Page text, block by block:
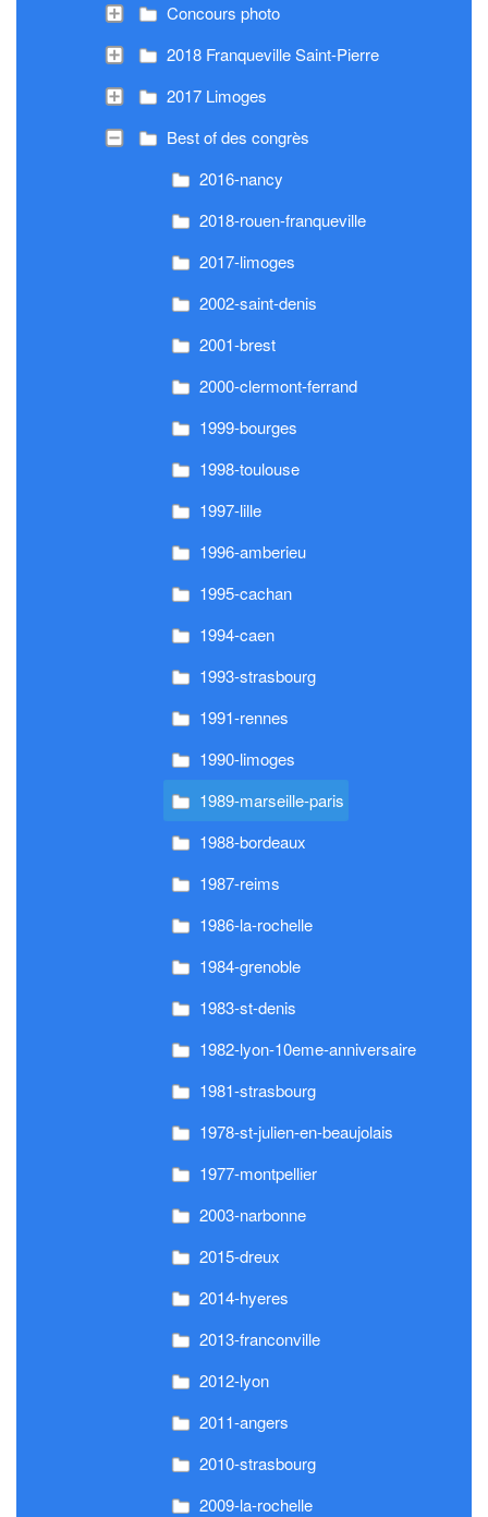
Concours photo
2018 Franqueville Saint-Pierre
2017 Limoges
Best of des congrès
2016-nancy
2018-rouen-franqueville
2017-limoges
2002-saint-denis
2001-brest
2000-clermont-ferrand
1999-bourges
1998-toulouse
1997-lille
1996-amberieu
1995-cachan
1994-caen
1993-strasbourg
1991-rennes
1990-limoges
1989-marseille-paris
1988-bordeaux
1987-reims
1986-la-rochelle
1984-grenoble
1983-st-denis
1982-lyon-10eme-anniversaire
1981-strasbourg
1978-st-julien-en-beaujolais
1977-montpellier
2003-narbonne
2015-dreux
2014-hyeres
2013-franconville
2012-lyon
2011-angers
2010-strasbourg
2009-la-rochelle